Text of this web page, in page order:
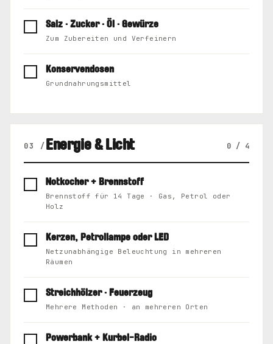
Salz · Zucker · Öl · Gewürze
Zum Zubereiten und Verfeinern
Konservendosen
Grundnahrungsmittel
03 /Energie & Licht 0 / 4
Notkocher + Brennstoff
Brennstoff für 14 Tage · Gas, Petrol oder
Holz
Kerzen, Petrollampe oder LED
Netzunabhängige Beleuchtung in mehreren
Räumen
Streichhölzer · Feuerzeug
Mehrere Methoden · an mehreren Orten
Powerbank + Kurbel-Radio